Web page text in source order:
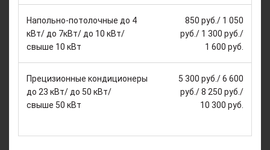
Напольно-потолочные до 4
кВт/ до 7кВт/ до 10 кВт/
свыше 10 кВт
850 руб./ 1 050
руб./ 1 300 руб./
1 600 руб.
Прецизионные кондиционеры
до 23 кВт/ до 50 кВт/
свыше 50 кВт
5 300 руб./ 6 600
руб./ 8 250 руб./
10 300 руб.